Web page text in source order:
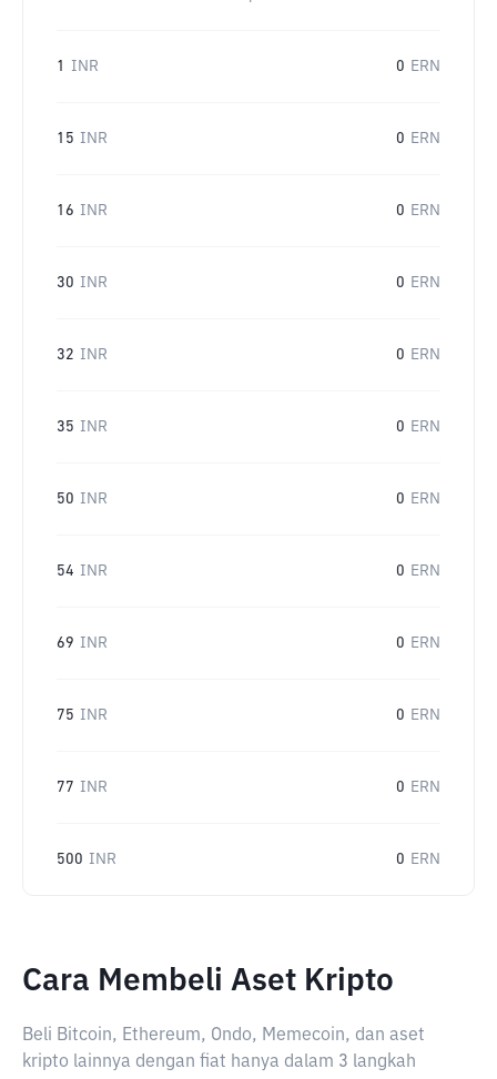
1 INR 0 ERN
15 INR 0 ERN
16 INR 0 ERN
30 INR 0 ERN
32 INR 0 ERN
35 INR 0 ERN
50 INR 0 ERN
54 INR 0 ERN
69 INR 0 ERN
75 INR 0 ERN
77 INR 0 ERN
500 INR 0 ERN
Cara Membeli Aset Kripto
Beli Bitcoin, Ethereum, Ondo, Memecoin, dan aset
kripto lainnya dengan fiat hanya dalam 3 langkah